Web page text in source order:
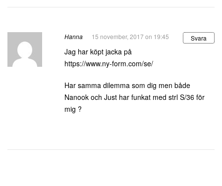
Hanna 15 november, 2017 on 19:45 Svara
Jag har köpt jacka på
https://www.ny-form.com/se/
Har samma dilemma som dig men både
Nanook och Just har funkat med strl S/36 för
mig ?